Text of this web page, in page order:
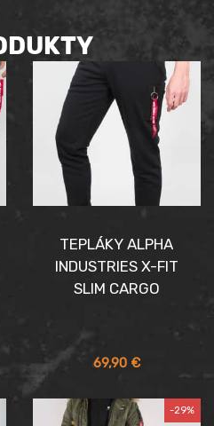
TEPLÁKY ALPHA
INDUSTRIES X-FIT
SLIM CARGO
69,90 €
-29%